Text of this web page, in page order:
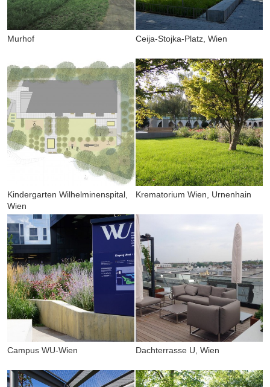
Murhof Ceija-Stojka-Platz, Wien
Kindergarten Wilhelminenspital,
Wien
Krematorium Wien, Urnenhain
Campus WU-Wien Dachterrasse U, Wien